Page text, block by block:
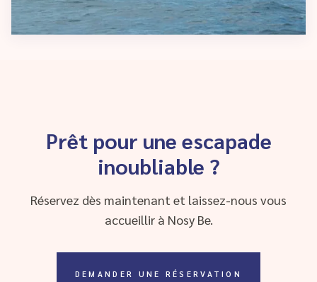
Prêt pour une escapade
inoubliable ?
Réservez dès maintenant et laissez-nous vous
accueillir à Nosy Be.
DEMANDER UNE RÉSERVATION